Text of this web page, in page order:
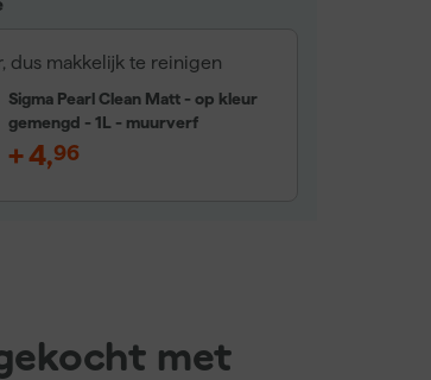
dus makkelijk te reinigen
Sigma Pearl Clean Matt - op kleur
gemengd - 1L - muurverf
+4,96
met